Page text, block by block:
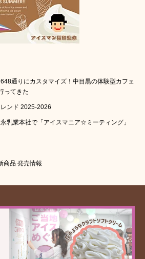
通りにカスタマイズ！中目黒の体験型カフェ
ってきた
ンド 2025-2026
乳業本社で「アイスマニア☆ミーティング」
商品 発売情報